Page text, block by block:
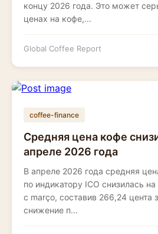
концу 2026 года. Это может
ценах на кофе,...
Global Coffee Report
coffee-finance
Средняя цена кофе
апреле 2026 года
В апреле 2026 года средняя
по индикатору ICO снизилась
с março, составив 266,24 цента
снижение п...